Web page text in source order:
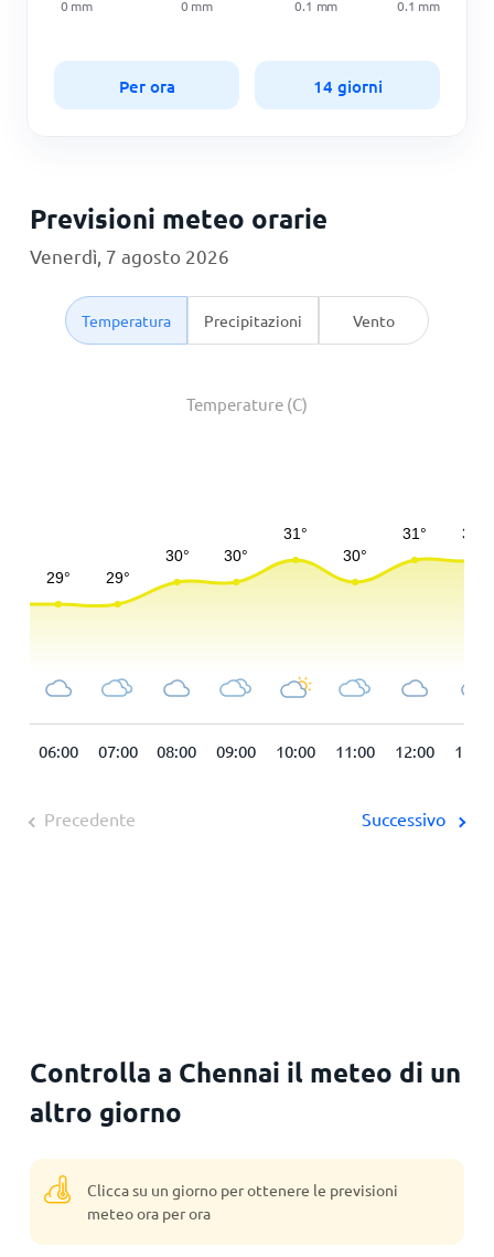
0 mm 0 mm 0.1 mm 0.1 mm
Per ora 14 giorni
Previsioni meteo orarie
Venerdì, 7 agosto 2026
Temperatura Precipitazioni Vento
Temperature (C)
06:00 07:00 08:00 09:00 10:00 11:00 12:00 13:00
Precedente Successivo
Controlla a Chennai il meteo di un
altro giorno
Clicca su un giorno per ottenere le previsioni
meteo ora per ora